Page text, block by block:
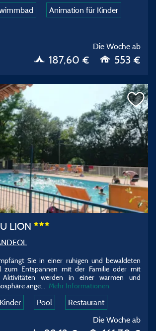
Animation für Kinder
Die Woche ab
187,60 € 553 €
LION
Sie in einer ruhigen und bewaldeten
zum Entspannen mit der Familie oder mit
Aktivitäten werden in einer warmen und
ange
Mehr Informationen
Pool
Restaurant
Die Woche ab